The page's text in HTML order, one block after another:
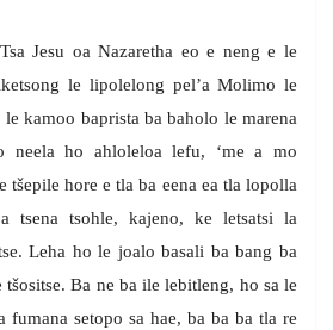
Jesu oa Nazaretha eo e neng e le
le lipolelong pel’a Molimo le
le kamoo baprista ba baholo le marena
ho ahloleloa lefu, ‘me a mo
tšepile hore e tla ba eena ea tla lopolla
tsena tsohle, kajeno, ke letsatsi la
Leha ho le joalo basali ba bang ba
tšositse. Ba ne ba ile lebitleng, ho sa le
fumana setopo sa hae, ba ba ba tla re